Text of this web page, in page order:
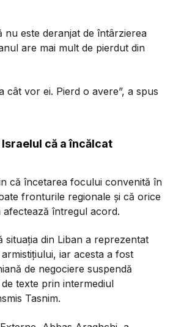
nu este deranjat de întârzierea
are mai mult de pierdut din
cât vor ei. Pierd o avere”, a spus
că a încălcat
că încetarea focului convenită în
fronturile regionale și că orice
afectează întregul acord.
situația din Liban a reprezentat
iar acesta a fost
de negociere suspendă
texte prin intermediul
Tasnim.